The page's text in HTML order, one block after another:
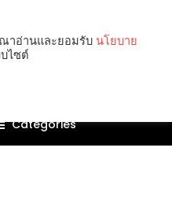
Categories
ณาอ่านและยอมรับ นโยบาย
บไซต์